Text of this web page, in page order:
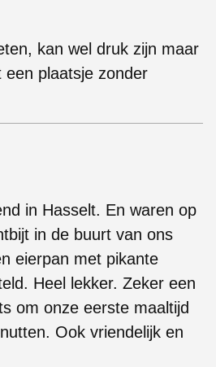
kan wel druk zijn maar
een plaatsje zonder
in Hasselt. En waren op
in de buurt van ons
eierpan met pikante
Heel lekker. Zeker een
om onze eerste maaltijd
Ook vriendelijk en